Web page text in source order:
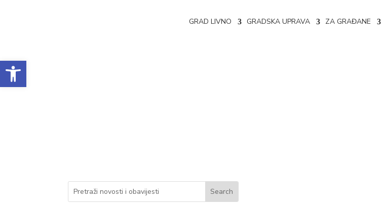
Open toolbar
GRAD LIVNO GRADSKA UPRAVA ZA GRAĐANE